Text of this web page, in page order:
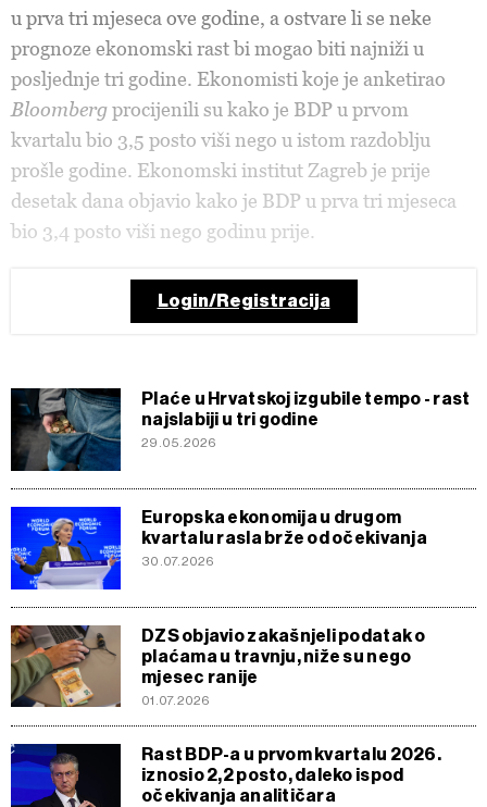
u prva tri mjeseca ove godine, a ostvare li se neke
prognoze ekonomski rast bi mogao biti najniži u
posljednje tri godine. Ekonomisti koje je anketirao
Bloombergprocijenili su kako je BDP u prvom
kvartalu bio 3,5 posto viši nego u istom razdoblju
prošle godine. Ekonomski institut Zagreb je prije
desetak dana objavio kako je BDP u prva tri mjeseca
bio 3,4 posto viši nego godinu prije.
Login/Registracija
Plaće u Hrvatskoj izgubile tempo - rast
najslabiji u tri godine
29.05.2026
Europska ekonomija u drugom
kvartalu rasla brže od očekivanja
30.07.2026
DZS objavio zakašnjeli podatak o
plaćama u travnju, niže su nego
mjesec ranije
01.07.2026
Rast BDP-a u prvom kvartalu 2026.
iznosio 2,2 posto, daleko ispod
očekivanja analitičara